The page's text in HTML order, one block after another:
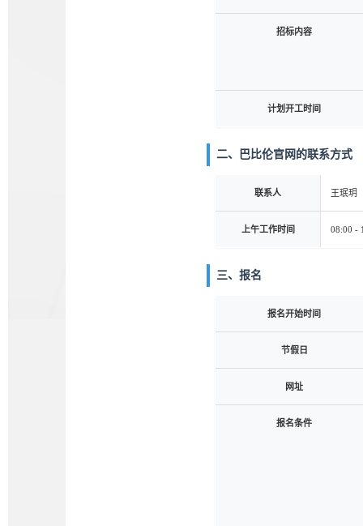
招标内容
计划开工时间
二、巴比伦官网的联系方式
联系人 王珉玥
上午工作时间 08:00 -
三、报名
报名开始时间
节假日
网址
报名条件